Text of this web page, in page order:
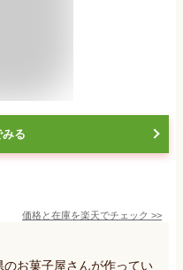
る
価格と在庫を楽天でチェック >>
お菓子屋さんが作ってい